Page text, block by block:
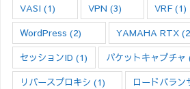
VASI (1) VPN (3) VRF(1)
WordPress (2) YAMAHA RTX
セッションID (1) パケットキャプチャ
リバースプロキシ (1) ロードバラン